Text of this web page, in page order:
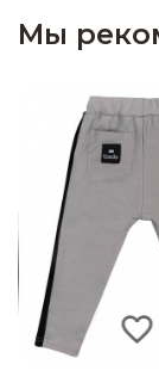
Мы